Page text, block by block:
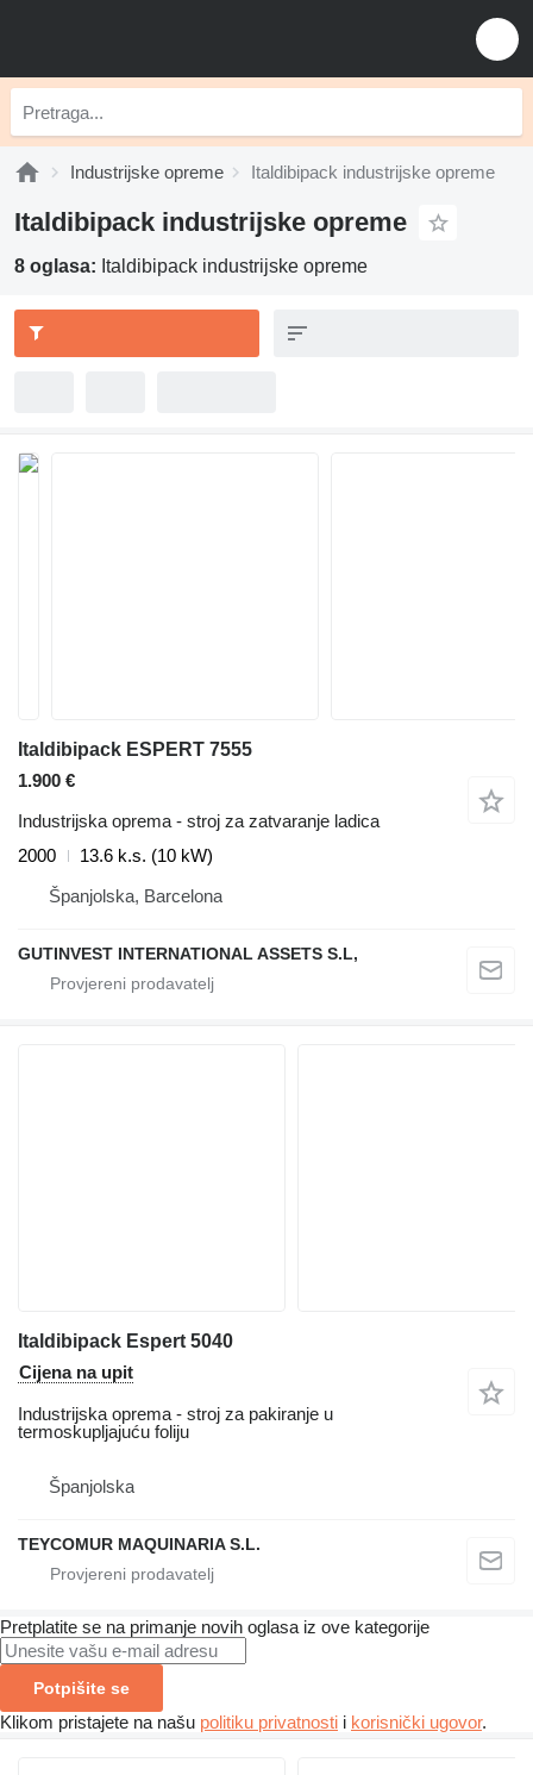
Industrijske opreme Italdibipack industrijske opreme
Italdibipack industrijske opreme
8 oglasa: Italdibipack industrijske opreme
Italdibipack ESPERT 7555
1.900 €
Industrijska oprema - stroj za zatvaranje ladica
2000
13.6 k.s. (10 kW)
Španjolska, Barcelona
GUTINVEST INTERNATIONAL ASSETS S.L,
Italdibipack Espert 5040
Cijena na upit
Industrijska oprema - stroj za pakiranje u
termoskupljajuću foliju
Španjolska
TEYCOMUR MAQUINARIA S.L.
Pretplatite se na primanje novih oglasa iz ove kategorije
Potpišite se
Klikom pristajete na našu politiku privatnosti i korisnički ugovor.